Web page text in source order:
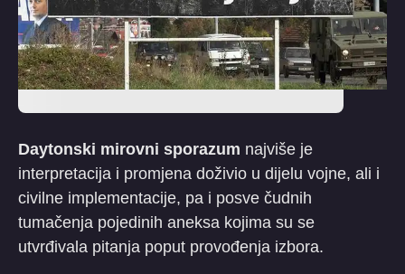
Daytonski mirovni sporazum najviše je
interpretacija i promjena doživio u dijelu vojne, ali i
civilne implementacije, pa i posve čudnih
tumačenja pojedinih aneksa kojima su se
utvrđivala pitanja poput provođenja izbora.